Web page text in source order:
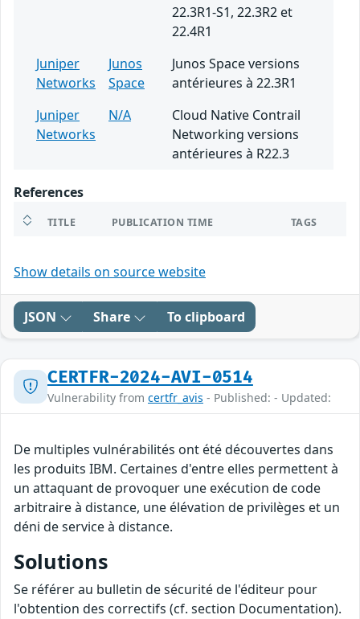
22.3R1-S1, 22.3R2 et
22.4R1
Juniper
Networks
Junos
Space
Junos Space versions
antérieures à 22.3R1
Juniper
Networks
N/A
Cloud Native Contrail
Networking versions
antérieures à R22.3
References
TITLE PUBLICATION TIME TAGS
Show details on source website
JSON Share To clipboard
CERTFR-2024-AVI-0514
Vulnerability from certfr_avis - Published: - Updated:
De multiples vulnérabilités ont été découvertes dans
les produits IBM. Certaines d'entre elles permettent à
un attaquant de provoquer une exécution de code
arbitraire à distance, une élévation de privilèges et un
déni de service à distance.
Solutions
Se référer au bulletin de sécurité de l'éditeur pour
l'obtention des correctifs (cf. section Documentation).